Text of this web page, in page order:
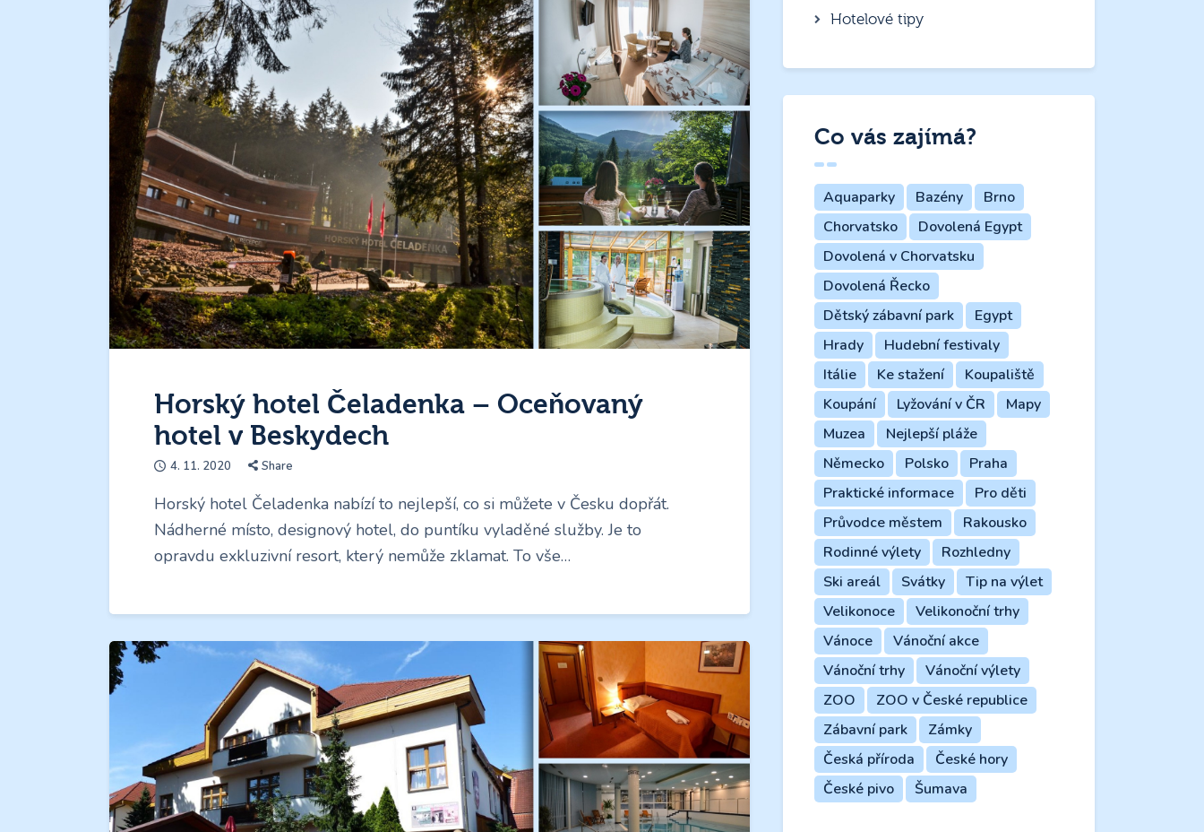
Horský hotel Čeladenka – Oceňovaný
hotel v Beskydech
4. 11. 2020 Share
Horský hotel Čeladenka nabízí to nejlepší, co si můžete v Česku dopřát.
Nádherné místo, designový hotel, do puntíku vyladěné služby. Je to
opravdu exkluzivní resort, který nemůže zklamat. To vše…
Hotelové tipy
Co vás zajímá?
Aquaparky Bazény
Brno
Chorvatsko
Dovolená Egypt
Dovolená v Chorvatsku
Dovolená Řecko
Dětský zábavní park
Egypt
Hrady
Hudební festivaly
Itálie
Ke stažení
Koupaliště
Koupání
Lyžování v ČR
Mapy
Muzea
Nejlepší pláže
Německo
Polsko
Praha
Praktické informace
Pro děti
Průvodce městem
Rakousko
Rodinné výlety
Rozhledny
Ski areál
Svátky
Tip na výlet
Velikonoce
Velikonoční trhy
Vánoce
Vánoční akce
Vánoční trhy
Vánoční výlety
ZOO
ZOO v České republice
Zábavní park
Zámky
Česká příroda
České hory
České pivo
Šumava